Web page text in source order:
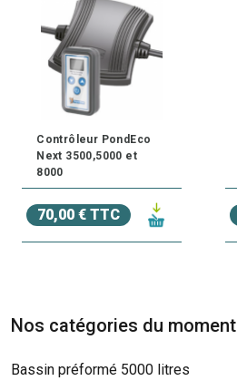
Contrôleur PondEco
Next 3500,5000 et
8000
70,00 € TTC
Nos catégories du moment
Bassin préformé 5000 litres